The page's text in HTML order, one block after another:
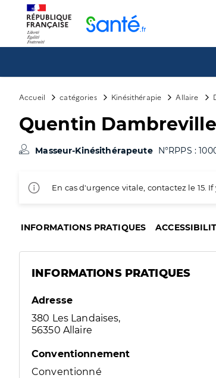
Accueil catégories Kinésithérapie Allaire
Quentin Dambreville
Masseur-Kinésithérapeute N°RPPS :
En cas d'urgence vitale, contactez le
INFORMATIONS PRATIQUES
INFORMATIONS PRATIQUES
Adresse
380 Les Landaises,
56350 Allaire
Conventionnement
Conventionné
Panneau de gestion des cookies